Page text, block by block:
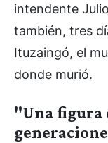
intendente
también, tres
Ituzaingó, el
donde murió.
"Una figura